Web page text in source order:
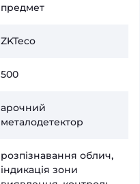
предмет
ZKTeco
500
арочний
металодетектор
розпізнавання облич,
індикація зони